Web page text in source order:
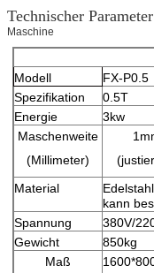
Technischer
Maschine
Modell FX-P0.5
Spezifikation
0.5T
Energie
3kw
Maschenweite
(Millimeter)
Material
kann
Spannung
380V/
Gewicht
850kg
Maß